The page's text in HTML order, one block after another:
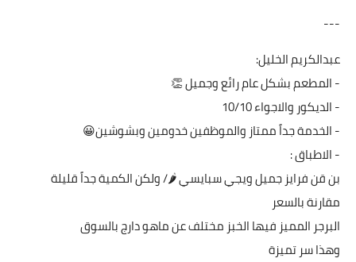
---
عبدالكريم الخليل:
- المطعم بشكل عام رائع وجميل 👏
- الديكور والاجواء 10/10
- الخدمة جداً ممتاز والموظفين خدومين وبشوشين😀
- الاطباق :
بن قن فرايز جميل ويجي سبايسي 🌶/ ولكن الكمية جداً قليلة
مقارنة بالسعر
البرجر المميز فيها الخبز مختلف عن ماهو دارج بالسوق
وهذا سر تميزة